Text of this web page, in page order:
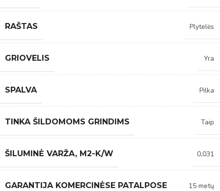
RAŠTAS Plytelės
GRIOVELIS Yra
SPALVA Pilka
TINKA ŠILDOMOMS GRINDIMS Taip
ŠILUMINĖ VARŽA, M2-K/W 0,031
GARANTIJA KOMERCINĖSE PATALPOSE 15 metų